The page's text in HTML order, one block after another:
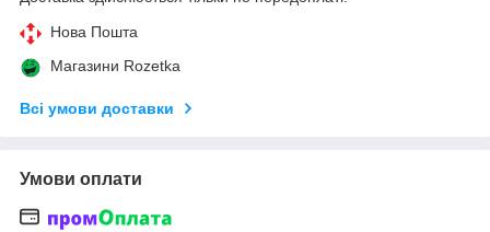
Нова Пошта
Магазини Rozetka
Всі умови доставки
Умови оплати